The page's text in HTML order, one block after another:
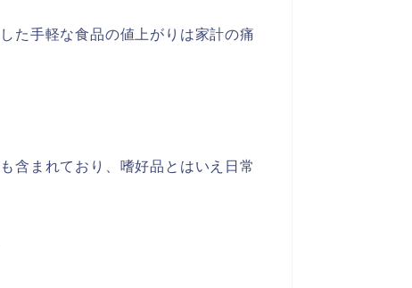
た手軽な食品の値上がりは家計の痛
含まれており、嗜好品とはいえ日常